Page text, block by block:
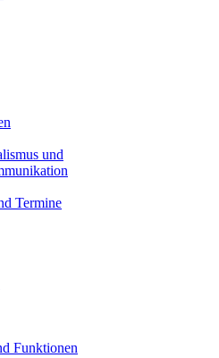
und
Termine
Funktionen